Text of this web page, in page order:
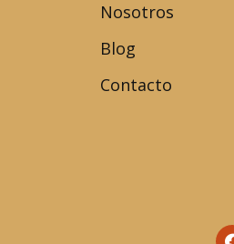
Nosotros
Blog
Contacto